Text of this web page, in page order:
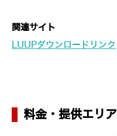
関連サイト
LUUPダウンロードリンク
料金・提供エリア